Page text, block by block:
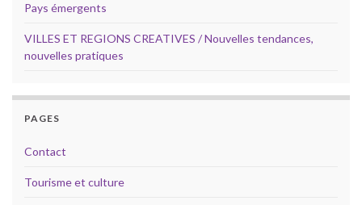
Pays émergents
VILLES ET REGIONS CREATIVES / Nouvelles tendances,
nouvelles pratiques
PAGES
Contact
Tourisme et culture